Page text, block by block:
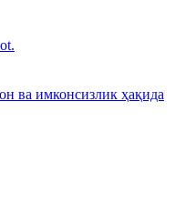
ва имконсизлик ҳақида